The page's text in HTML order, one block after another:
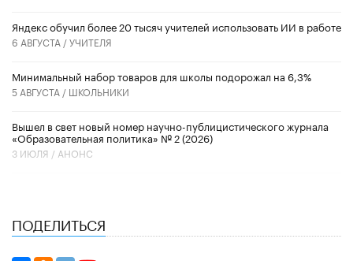
​Яндекс обучил более 20 тысяч учителей использовать ИИ в работе
6 АВГУСТА /УЧИТЕЛЯ
Минимальный набор товаров для школы подорожал на 6,3%
5 АВГУСТА / ШКОЛЬНИКИ
Вышел в свет новый номер научно-публицистического журнала
«Образовательная политика» № 2 (2026)
3 ИЮЛЯ / АНОНС
ПОДЕЛИТЬСЯ